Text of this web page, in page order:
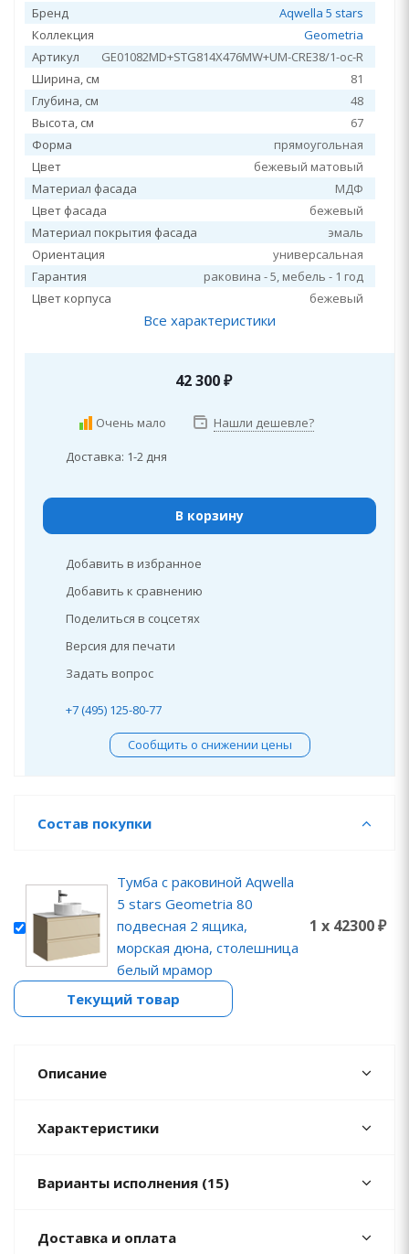
Бренд
Aqwella 5 stars
Коллекция
Geometria
Артикул
GE01082MD+STG814X476MW+UM-CRE38/1-oc-R
Ширина, см
81
Глубина, см
48
Высота, см
67
Форма
прямоугольная
Цвет
бежевый матовый
Материал фасада
МДФ
Цвет фасада
бежевый
Материал покрытия фасада
эмаль
Ориентация
универсальная
Гарантия
раковина - 5, мебель - 1 год
Цвет корпуса
бежевый
Все характеристики
42 300₽
Очень мало Нашли дешевле?
Доставка: 1-2 дня
В корзину
Добавить в избранное
Добавить к сравнению
Поделиться в соцсетях
Версия для печати
Задать вопрос
+7 (495) 125-80-77
Сообщить о снижении цены
Состав покупки
Тумба с раковиной Aqwella
5 stars Geometria 80
подвесная 2 ящика,
морская дюна, столешница
белый мрамор
1 x 42300 ₽
Текущий товар
Описание
Характеристики
Варианты исполнения (15)
Доставка и оплата